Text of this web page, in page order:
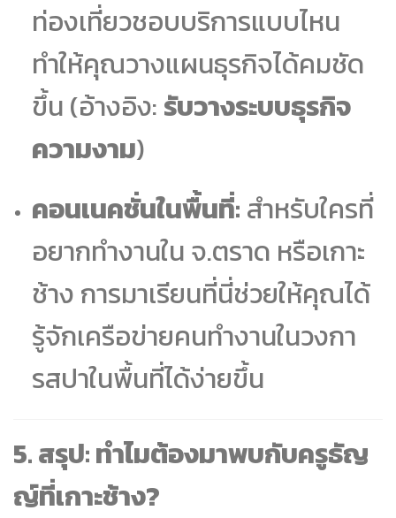
ท่องเที่ยวชอบบริการแบบไหน
ทำให้คุณวางแผนธุรกิจได้คมชัด
ขึ้น (อ้างอิง: รับวางระบบธุรกิจ
ความงาม)
คอนเนคชั่นในพื้นที่: สำหรับใครที่
อยากทำงานใน จ.ตราด หรือเกาะ
ช้าง การมาเรียนที่นี่ช่วยให้คุณได้
รู้จักเครือข่ายคนทำงานในวงกา
รสปาในพื้นที่ได้ง่ายขึ้น
5. สรุป: ทำไมต้องมาพบกับครูธัญ
ญ์ที่เกาะช้าง?